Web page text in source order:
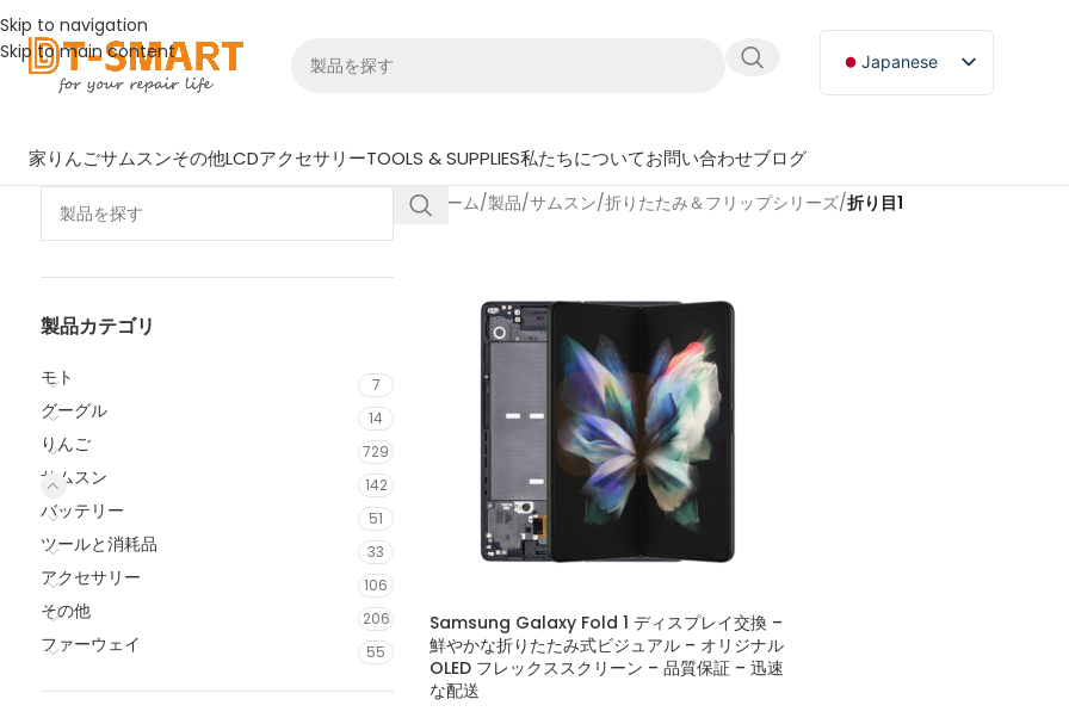
Skip to navigation
Skip to main content
Japanese
English
Spanish
家りんごサムスンその他LCDアクセサリーTOOLS & SUPPLIES私たちについてお問い合わせブログ
製品カテゴリ
モト 7
グーグル 14
りんご 729
サムスン 142
バッテリー 51
ツールと消耗品 33
アクセサリー 106
その他 206
ファーウェイ 55
ホーム/製品/サムスン/折りたたみ＆フリップシリーズ/折り目1
Samsung Galaxy Fold 1 ディスプレイ交換 –
鮮やかな折りたたみ式ビジュアル – オリジナル
OLED フレックススクリーン – 品質保証 – 迅速
な配送